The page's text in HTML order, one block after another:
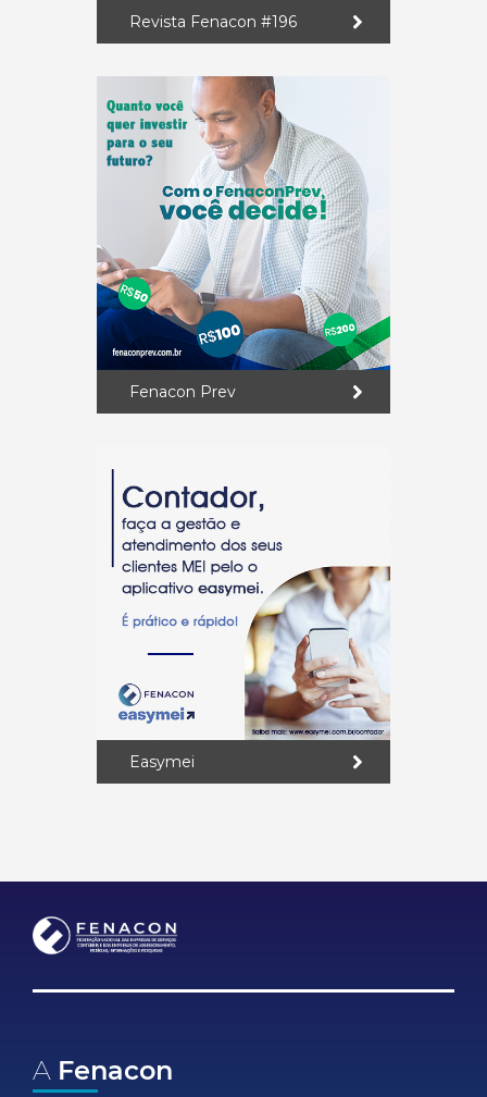
Revista Fenacon #196
Fenacon Prev
Easymei
A Fenacon